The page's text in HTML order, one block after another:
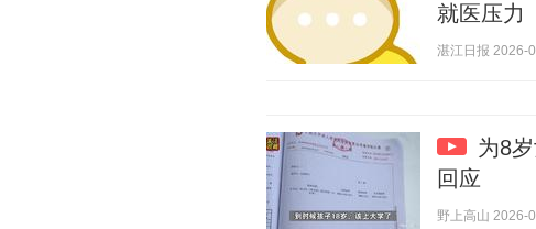
就医压力
湛江日报 2026-
为8
回应
野上高山 2026-